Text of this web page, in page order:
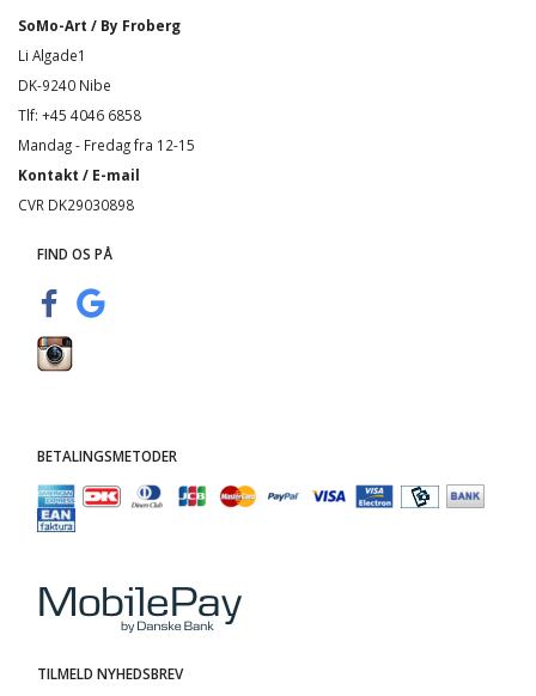
SoMo-Art / By Froberg
Li Algade1
DK-9240 Nibe
Tlf: +45 4046 6858
Mandag - Fredag fra 12-15
Kontakt / E-mail
CVR DK29030898
FIND OS PÅ
BETALINGSMETODER
TILMELD NYHEDSBREV